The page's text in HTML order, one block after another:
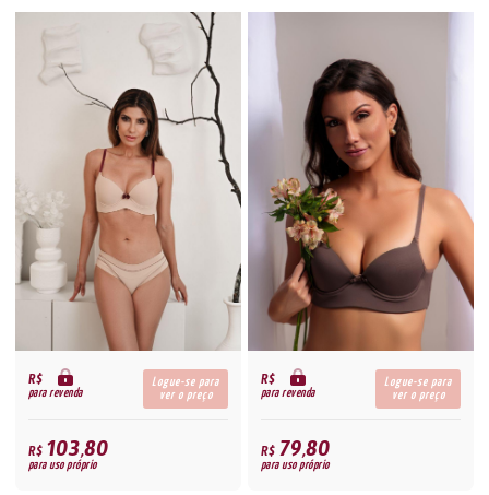
R$
para revenda
Logue-se para
ver o preço
R$103,80
para uso próprio
R$
para revenda
Logue-se para
ver o preço
R$79,80
para uso próprio